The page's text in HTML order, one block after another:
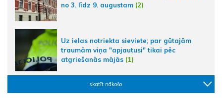
no 3. līdz 9. augustam (2)
Uz ielas notriekta sieviete; par gūtajām
traumām viņa "apjautusi" tikai pēc
atgriešanās mājās (1)
skatīt nākošo